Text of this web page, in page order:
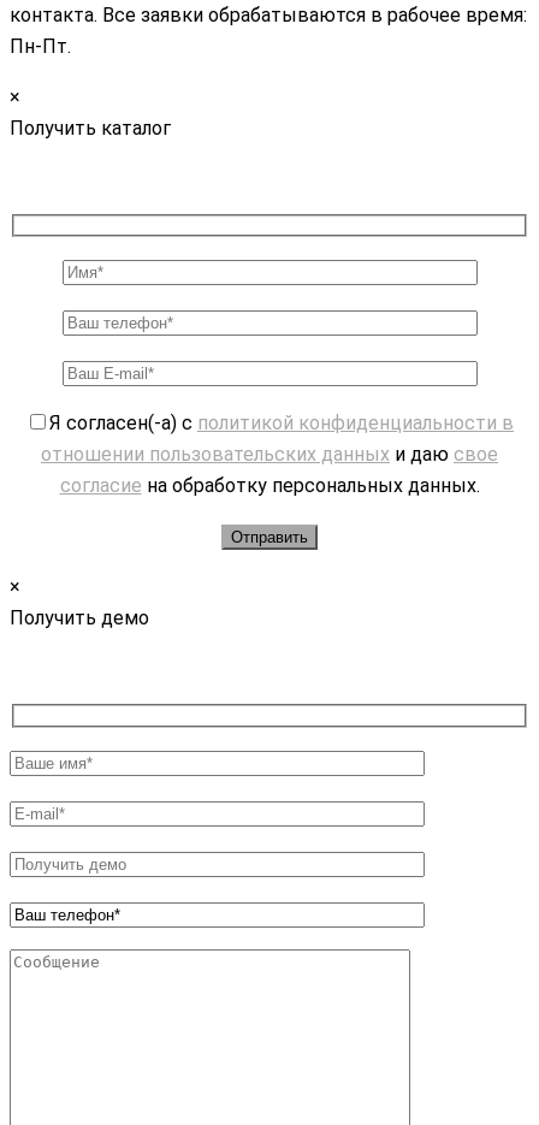
контакта. Все заявки обрабатываются в рабочее время:
Пн-Пт.
×
Получить каталог
Я согласен(-а) с политикой конфиденциальности в
отношении пользовательских данных и даю свое
согласие на обработку персональных данных.
×
Получить демо